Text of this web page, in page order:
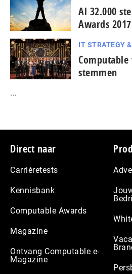
Al 32.000
Awards 2017
IT STRATEGY
stemmen
...
Footer
Direct naar
Carrièretests
Kennisbank
Computable Awards
Magazine
Ontvang Computable e-
Magazine